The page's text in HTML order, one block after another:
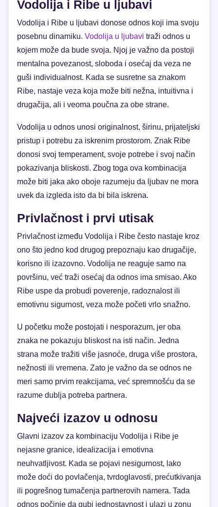
Vodolija i Ribe u ljubavi
Vodolija i Ribe u ljubavi donose odnos koji ima svoju
posebnu dinamiku. Vodolija u ljubavi traži odnos u
kojem može da bude svoja. Njoj je važno da postoji
mentalna povezanost, sloboda i osećaj da veza ne
guši individualnost. Kada se susretne sa znakom
Ribe, nastaje veza koja može biti nežna, intuitivna i
drugačija, ali i veoma poučna za obe strane.
Vodolija u odnos unosi originalnost, širinu, prijateljski
pristup i potrebu za iskrenim prostorom. Znak Ribe
donosi svoj temperament, svoje potrebe i svoj način
pokazivanja bliskosti. Zbog toga ova kombinacija
može biti jaka ako oboje razumeju da ljubav ne mora
uvek da izgleda isto da bi bila iskrena.
Privlačnost i prvi utisak
Privlačnost između Vodolija i Ribe često nastaje kroz
ono što jedno kod drugog prepoznaju kao drugačije,
korisno ili izazovno. Vodolija ne reaguje samo na
površinu, već traži osećaj da odnos ima smisao. Ako
Ribe uspe da probudi poverenje, radoznalost ili
emotivnu sigurnost, veza može početi vrlo snažno.
U početku može postojati i nesporazum, jer oba
znaka ne pokazuju bliskost na isti način. Jedna
strana može tražiti više jasnoće, druga više prostora,
nežnosti ili vremena. Zato je važno da se odnos ne
meri samo prvim reakcijama, već spremnošću da se
razume dublja potreba partnera.
Najveći izazov u odnosu
Glavni izazov za kombinaciju Vodolija i Ribe je
nejasne granice, idealizacija i emotivna
neuhvatljivost. Kada se pojavi nesigurnost, lako
može doći do povlačenja, tvrdoglavosti, prećutkivanja
ili pogrešnog tumačenja partnerovih namera. Tada
odnos počinje da gubi jednostavnost i ulazi u zonu